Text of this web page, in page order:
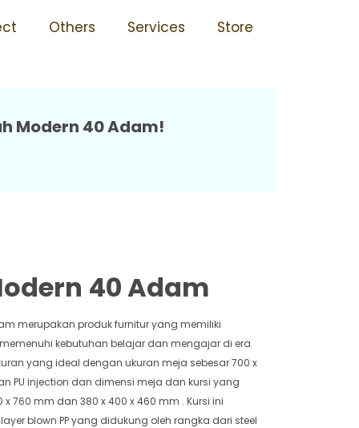
Others Services Store
Kuat 40 Adam
Modern 40 Adam!
40 Adam
merupakan produk furnitur yang memiliki
kebutuhan belajar dan mengajar di era
yang ideal dengan ukuran meja sebesar 700 x
PU injection dan dimensi meja dan kursi yang
760 mm dan 380 x 400 x 460 mm . Kursi ini
blown PP yang didukung oleh rangka dari steel